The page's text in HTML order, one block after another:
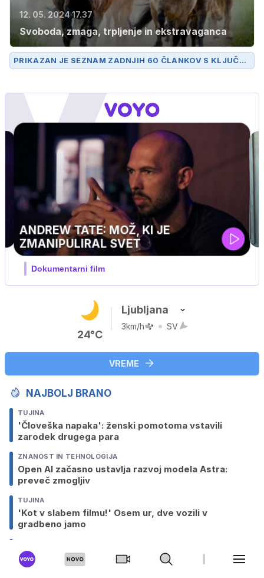
12. 05. 2024 17.37
Svoboda, zmaga, trpljenje in ekstravaganca
PRIKAZAN JE SEZNAM ZADNJIH 60 ČLANKOV S KLJUČN
O BESEDOHAILEY BIEBER.
24°C
Ljubljana
3km/h SV
VREME
NAJBOLJ BRANO
TUJINA
'Človeška napaka': ženski pomotoma vstavili
zarodek drugega para
ZNANOST IN TEHNOLOGIJA
Open AI začasno ustavlja razvoj modela Astra:
preveč zmogljiv
TUJINA
'Kot v slabem filmu!' Osem ur, dve vozili v
gradbeno jamo
Italijanska policija razbila kriminalno združbo, jo je
vodil Slovenec iz zapora?